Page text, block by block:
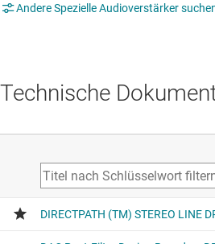
Andere Spezielle Audioverstärker
Technische